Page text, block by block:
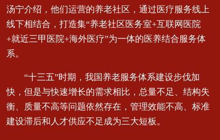
汤宁介绍，他们运营的养老社区，通过医疗服务线上
线下相结合，打造集“养老社区医务室+互联网医院
+就近三甲医院+海外医疗”为一体的医养结合服务体
系。
“十三五”时期，我国养老服务体系建设步伐加
快，但是与快速增长的需求相比，总量不足、结构失
衡、质量不高等问题依然存在，管理效能不高、标准
建设滞后和人才供应不足成为三大短板。